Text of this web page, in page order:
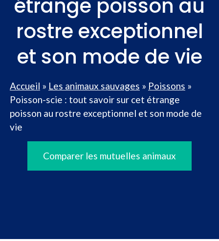
étrange poisson au
rostre exceptionnel
et son mode de vie
Accueil » Les animaux sauvages » Poissons »
Poisson-scie : tout savoir sur cet étrange
poisson au rostre exceptionnel et son mode de
vie
Comparer les mutuelles animaux